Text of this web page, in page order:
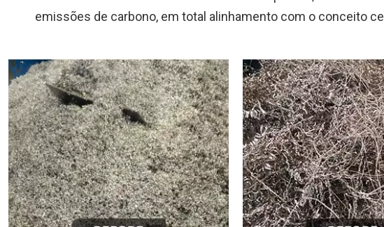
emissões de carbono, em total alinhamento com o conceito